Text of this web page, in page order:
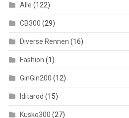
Alle (122)
CB300 (29)
Diverse Rennen (16)
Fashion (1)
GinGin200 (12)
Iditarod (15)
Kusko300 (27)